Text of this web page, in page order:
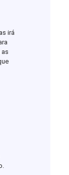
irá
as